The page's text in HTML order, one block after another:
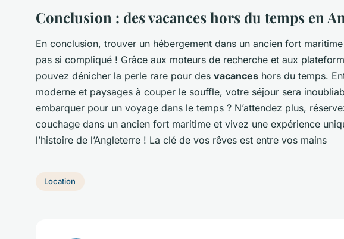
Conclusion : des vacances hors du temps en
En conclusion, trouver un hébergement dans un ancien fort
pas si compliqué ! Grâce aux moteurs de recherche et aux
pouvez dénicher la perle rare pour des vacances hors du temps.
moderne et paysages à couper le souffle, votre séjour sera
embarquer pour un voyage dans le temps ? N’attendez plus,
couchage dans un ancien fort maritime et vivez une expérience
l’histoire de l’Angleterre ! La clé de vos rêves est entre vos mains
Location